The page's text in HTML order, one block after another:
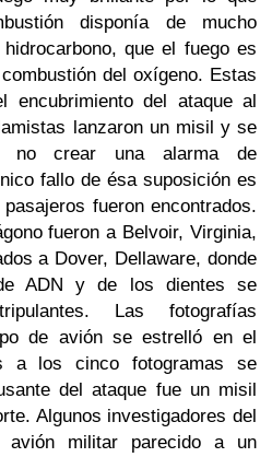
disponía de mucho
que el fuego es
del oxígeno. Estas
encubrimiento del ataque al
lanzaron un misil y se
no crear una alarma de
fallo de ésa suposición es
fueron encontrados.
fueron a Belvoir, Virginia,
a Dover, Dellaware, donde
ADN y de los dientes se
Las fotografías
de avión se estrelló en el
a los cinco fotogramas se
del ataque fue un misil
Algunos investigadores del
avión militar parecido a un